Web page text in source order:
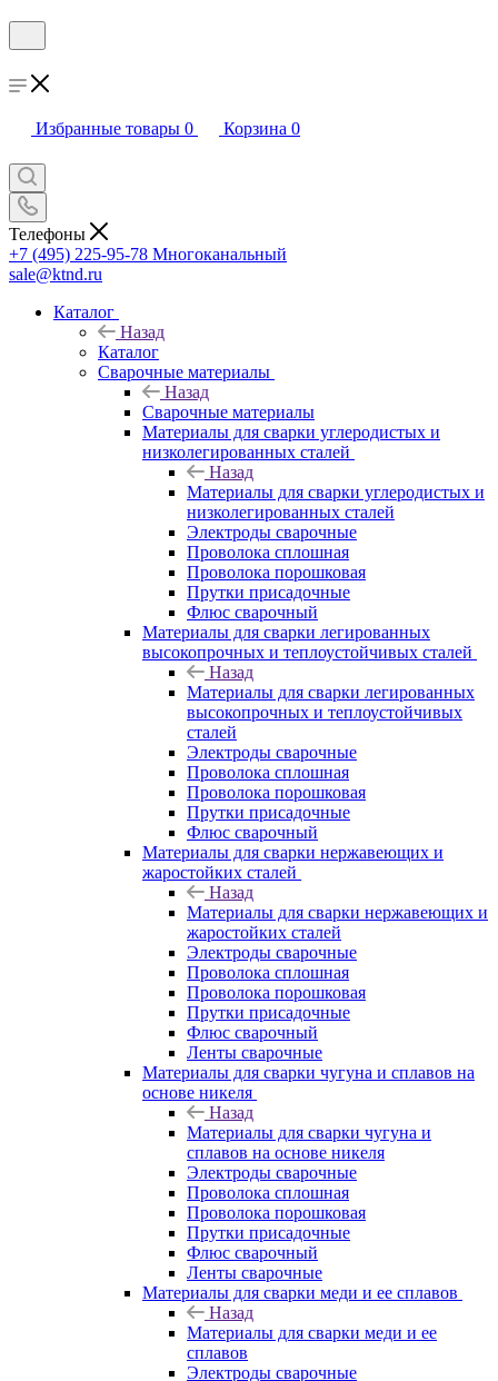
Избранные товары 0 Корзина 0
Телефоны
+7 (495) 225-95-78 Многоканальный
sale@ktnd.ru
Каталог
Назад
Каталог
Сварочные материалы
Назад
Сварочные материалы
Материалы для сварки углеродистых и
низколегированных сталей
Назад
Материалы для сварки углеродистых и
низколегированных сталей
Электроды сварочные
Проволока сплошная
Проволока порошковая
Прутки присадочные
Флюс сварочный
Материалы для сварки легированных
высокопрочных и теплоустойчивых сталей
Назад
Материалы для сварки легированных
высокопрочных и теплоустойчивых
сталей
Электроды сварочные
Проволока сплошная
Проволока порошковая
Прутки присадочные
Флюс сварочный
Материалы для сварки нержавеющих и
жаростойких сталей
Назад
Материалы для сварки нержавеющих и
жаростойких сталей
Электроды сварочные
Проволока сплошная
Проволока порошковая
Прутки присадочные
Флюс сварочный
Ленты сварочные
Материалы для сварки чугуна и сплавов на
основе никеля
Назад
Материалы для сварки чугуна и
сплавов на основе никеля
Электроды сварочные
Проволока сплошная
Проволока порошковая
Прутки присадочные
Флюс сварочный
Ленты сварочные
Материалы для сварки меди и ее сплавов
Назад
Материалы для сварки меди и ее
сплавов
Электроды сварочные